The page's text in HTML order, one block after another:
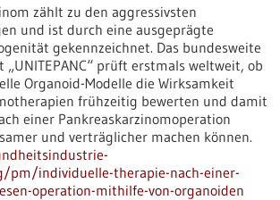
zählt zu den aggressivsten
und ist durch eine ausgeprägte
gekennzeichnet. Das bundesweite
„UNITEPANC“ prüft erstmals weltweit, ob
Organoid-​Modelle die Wirksamkeit
frühzeitig bewerten und damit
einer Pankreaskarzinomoperation
und verträglicher machen können.
pm/individuelle-therapie-nach-einer-
operation-mithilfe-von-organoiden